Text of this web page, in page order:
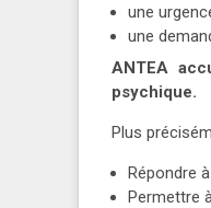
une
une
ANTEA
psychique.
Plus
Répondre
Permettre